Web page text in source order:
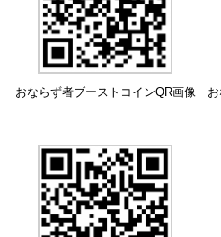
おならず者ブーストコインQR画像